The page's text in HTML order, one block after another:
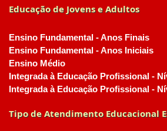
Educação de Jovens e Adultos
Ensino Fundamental - Anos Finais
Ensino Fundamental - Anos Iniciais
Ensino Médio
Integrada à Educação Profissional -
Integrada à Educação Profissional -
Tipo de Atendimento Educacional